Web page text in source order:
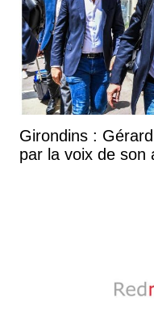
Girondins :
par la voix de son